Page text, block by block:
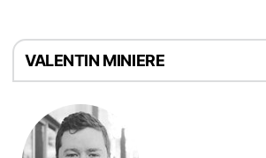
VALENTIN MINIERE